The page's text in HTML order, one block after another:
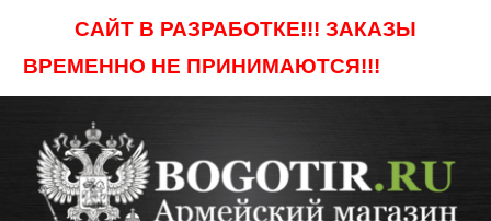
САЙТ В РАЗРАБОТКЕ!!! ЗАКАЗЫ
ВРЕМЕННО НЕ ПРИНИМАЮТСЯ!!!
content